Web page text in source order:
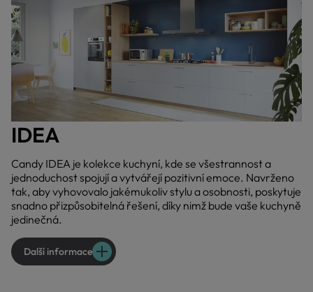
IDEA
Candy IDEA je kolekce kuchyní, kde se všestrannost a
jednoduchost spojují a vytvářejí pozitivní emoce. Navrženo
tak, aby vyhovovalo jakémukoliv stylu a osobnosti, poskytuje
snadno přizpůsobitelná řešení, díky nimž bude vaše kuchyně
jedinečná.
Další informace